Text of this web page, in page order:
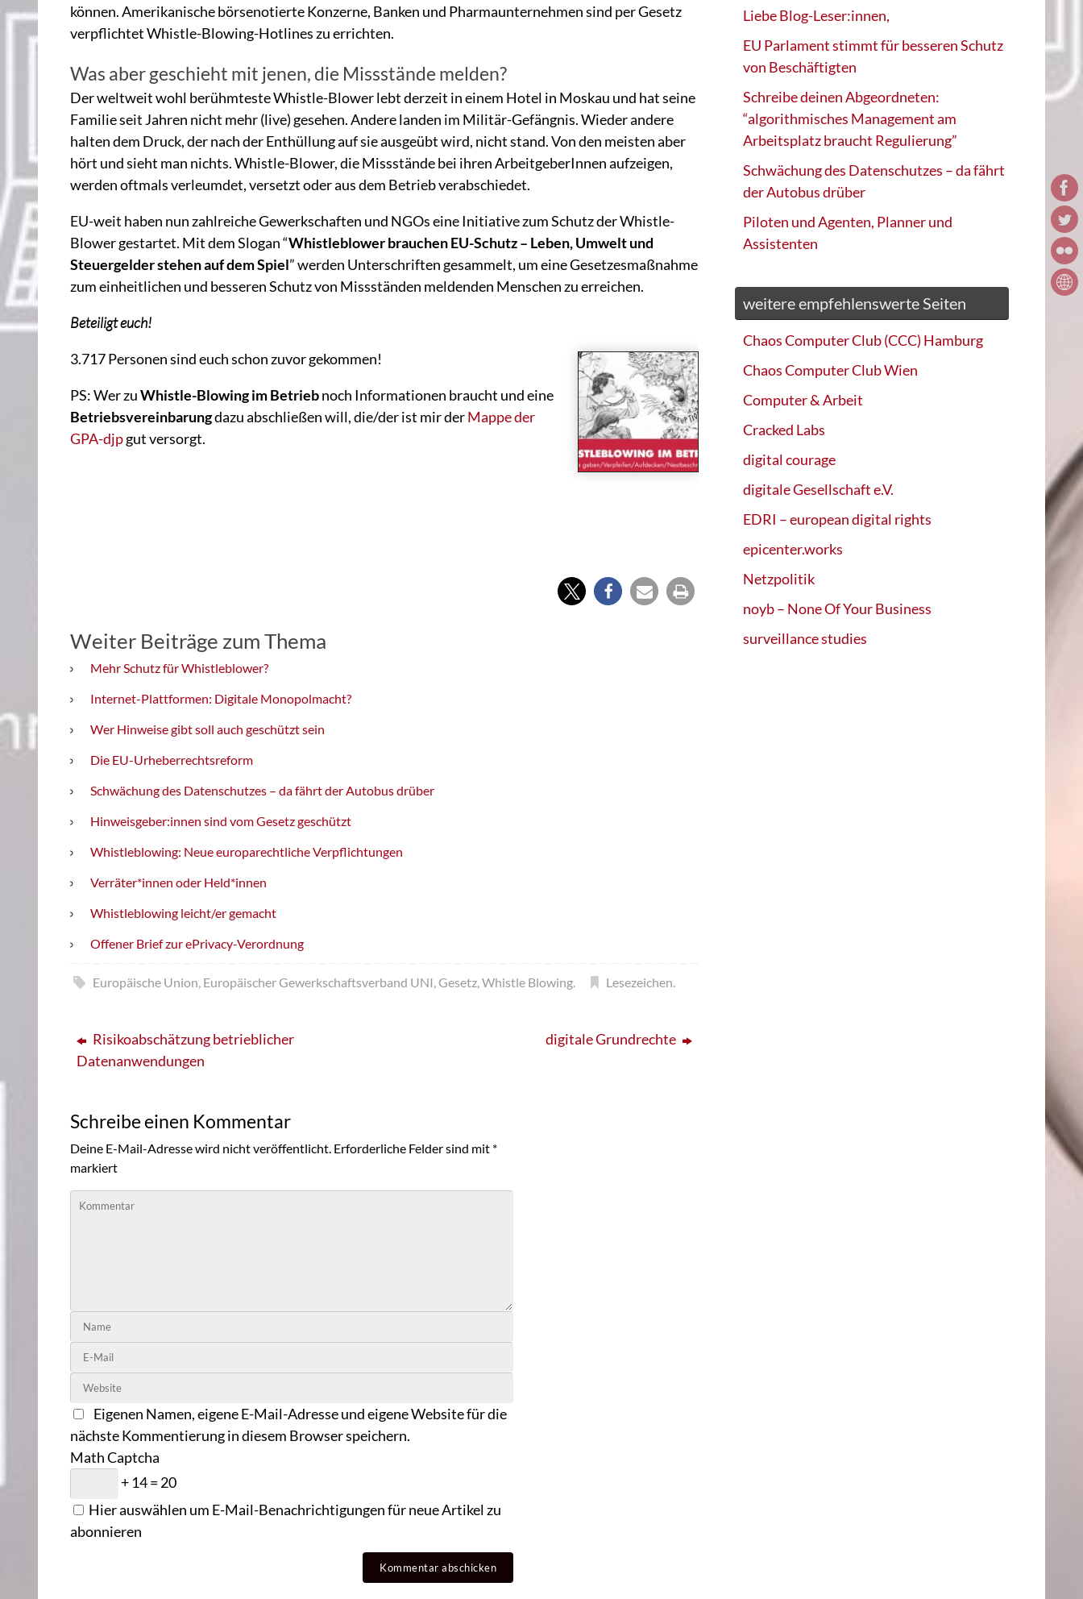
können. Amerikanische börsenotierte Konzerne, Banken und Pharmaunternehmen sind per Gesetz
verpflichtet Whistle-Blowing-Hotlines zu errichten.
Was aber geschieht mit jenen, die Missstände melden?
Der weltweit wohl berühmteste Whistle-Blower lebt derzeit in einem Hotel in Moskau und hat seine
Familie seit Jahren nicht mehr (live) gesehen. Andere landen im Militär-Gefängnis. Wieder andere
halten dem Druck, der nach der Enthüllung auf sie ausgeübt wird, nicht stand. Von den meisten aber
hört und sieht man nichts. Whistle-Blower, die Missstände bei ihren ArbeitgeberInnen aufzeigen,
werden oftmals verleumdet, versetzt oder aus dem Betrieb verabschiedet.
EU-weit haben nun zahlreiche Gewerkschaften und NGOs eine Initiative zum Schutz der Whistle-
Blower gestartet. Mit dem Slogan “Whistleblower brauchen EU-Schutz – Leben, Umwelt und
Steuergelder stehen auf dem Spiel” werden Unterschriften gesammelt, um eine Gesetzesmaßnahme
zum einheitlichen und besseren Schutz von Missständen meldenden Menschen zu erreichen.
Beteiligt euch!
3.717 Personen sind euch schon zuvor gekommen!
PS: Wer zuWhistle-Blowing im Betriebnoch Informationen braucht und eine
Betriebsvereinbarungdazu abschließen will, die/der ist mir derMappe der
GPA-djpgut versorgt.
Weiter Beiträge zum Thema
Mehr Schutz für Whistleblower?
Internet-Plattformen: Digitale Monopolmacht?
Wer Hinweise gibt soll auch geschützt sein
Die EU-Urheberrechtsreform
Schwächung des Datenschutzes – da fährt der Autobus drüber
Hinweisgeber:innen sind vom Gesetz geschützt
Whistleblowing: Neue europarechtliche Verpflichtungen
Verräter*innen oder Held*innen
Whistleblowing leicht/er gemacht
Offener Brief zur ePrivacy-Verordnung
Europäische Union, Europäischer Gewerkschaftsverband UNI,Gesetz,Whistle Blowing. Lesezeichen.
Risikoabschätzung betrieblicher
Datenanwendungen
digitale Grundrechte
Schreibe einen Kommentar
Deine E-Mail-Adresse wird nicht veröffentlicht. Erforderliche Felder sind mit *
markiert
Eigenen Namen, eigene E-Mail-Adresse und eigene Website für die
nächste Kommentierung in diesem Browser speichern.
Math Captcha
+ 14 = 20
Hier auswählen um E-Mail-Benachrichtigungen für neue Artikel zu
abonnieren
Liebe Blog-Leser:innen,
EU Parlament stimmt für besseren Schutz
von Beschäftigten
Schreibe deinen Abgeordneten:
“algorithmisches Management am
Arbeitsplatz braucht Regulierung”
Schwächung des Datenschutzes – da fährt
der Autobus drüber
Piloten und Agenten, Planner und
Assistenten
weitere empfehlenswerte Seiten
Chaos Computer Club (CCC) Hamburg
Chaos Computer Club Wien
Computer & Arbeit
Cracked Labs
digital courage
digitale Gesellschaft e.V.
EDRI – european digital rights
epicenter.works
Netzpolitik
noyb – None Of Your Business
surveillance studies